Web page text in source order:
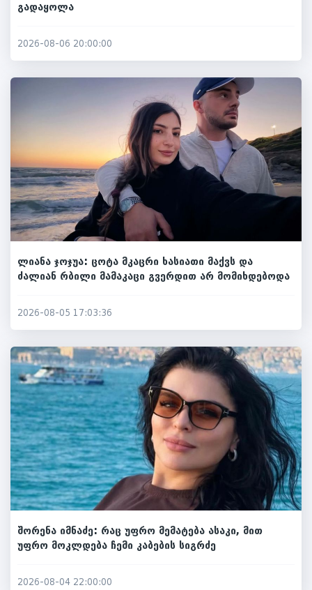
გადაყოლა
2026-08-06 20:00:00
ლიანა ჯოჯუა: ცოტა მკაცრი ხასიათი მაქვს და
ძალიან რბილი მამაკაცი გვერდით არ მომიხდებოდა
2026-08-05 17:03:36
შორენა იმნაძე: რაც უფრო მემატება ასაკი, მით
უფრო მოკლდება ჩემი კაბების სიგრძე
2026-08-04 22:00:00